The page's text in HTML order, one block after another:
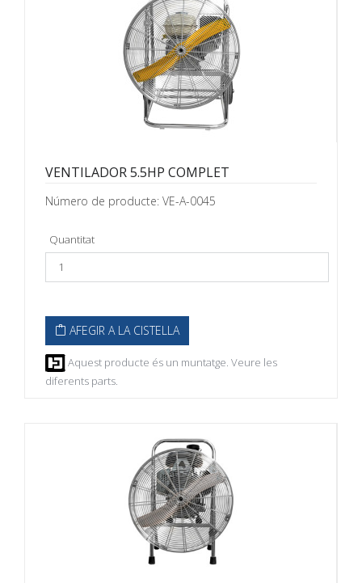
VENTILADOR 5.5HP COMPLET
Número de producte: VE-A-0045
Quantitat
AFEGIR A LA CISTELLA
Aquest producte és un muntatge. Veure les
diferents parts.